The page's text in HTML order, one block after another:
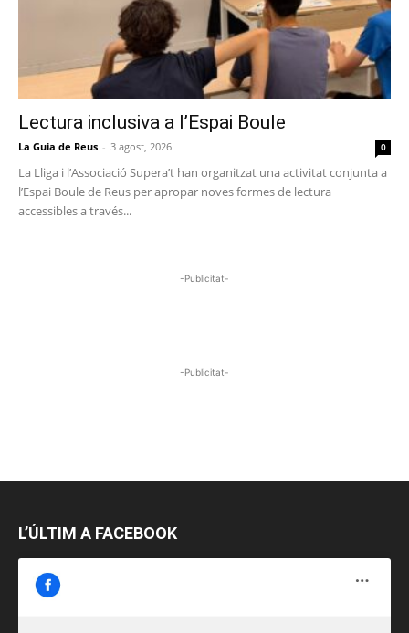
Lectura inclusiva a l’Espai Boule
La Guia de Reus - 3 agost, 2026 0
La Lliga i l’Associació Supera’t han organitzat una activitat conjunta a
l’Espai Boule de Reus per apropar noves formes de lectura
accessibles a través...
-Publicitat-
-Publicitat-
L’ÚLTIM A FACEBOOK